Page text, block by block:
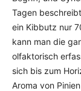
Tagen
ein Kibbutz nur
kann man die
olfaktorisch
sich bis zum
Aroma von